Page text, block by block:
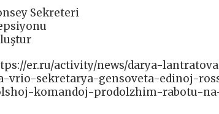
Sekreteri
er.ru/activity/news/darya-
vrio-sekretarya-gensoveta-edinoj-
komandoj-prodolzhim-rabotu-